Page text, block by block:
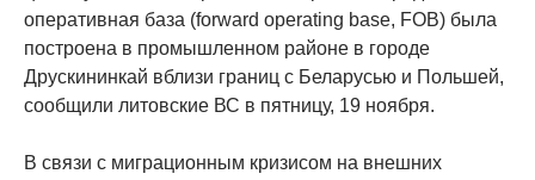
оперативная база (forward operating base, FOB) была
построена в промышленном районе в городе
Друскининкай вблизи границ с Беларусью и Польшей,
сообщили литовские ВС в пятницу, 19 ноября.
В связи с миграционным кризисом на внешних